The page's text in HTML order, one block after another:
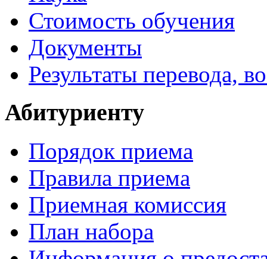
Стоимость обучения
Документы
Результаты перевода,
Абитуриенту
Порядок приема
Правила приема
Приемная комиссия
План набора